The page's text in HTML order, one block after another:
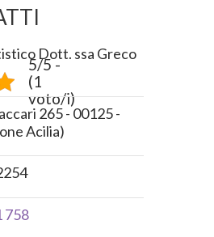
Dott. ssa Greco
265 - 00125 -
Acilia)
758
5/5 -
(1
voto/i)